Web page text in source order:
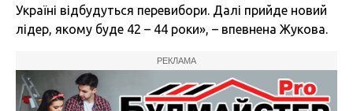
Україні відбудуться перевибори. Далі прийде новий
лідер, якому буде 42 – 44 роки», – впевнена Жукова.
РЕКЛАМА